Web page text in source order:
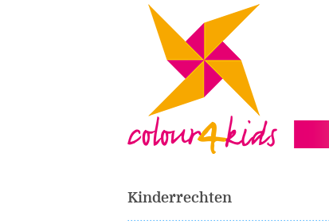
Kinderrechten